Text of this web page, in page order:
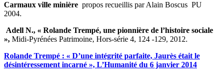
Carmaux ville minière propos recueillis par Alain Boscus PU
2004.
Adell N., « Rolande Trempé, une pionnière de l’histoire sociale
», Midi-Pyrénées Patrimoine, Hors-série 4, 124 -129, 2012.
Rolande Trempé : « D’une intégrité parfaite, Jaurès était le
désintéressement incarné », L’Humanité du 6 janvier 2014